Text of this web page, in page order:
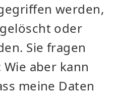
werden,
oder
Sie fragen
aber kann
meine Daten